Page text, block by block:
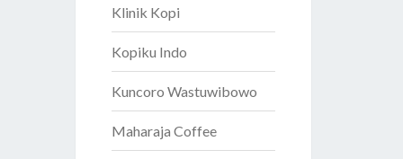
Klinik Kopi
Kopiku Indo
Kuncoro Wastuwibowo
Maharaja Coffee